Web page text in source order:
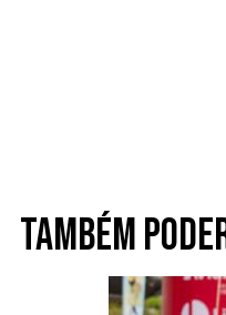
Também